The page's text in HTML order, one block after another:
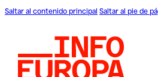
Saltar al contenido principal Saltar al pie de